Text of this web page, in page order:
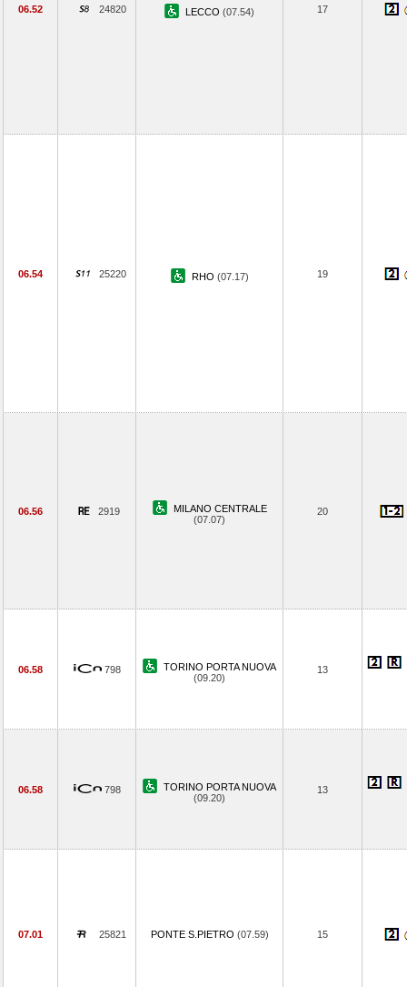
06.52 24820 LECCO (07.54) 17
06.54 25220 RHO (07.17) 19
06.56 2919
MILANO CENTRALE
(07.07)
20
06.58 798
TORINO PORTA NUOVA
(09.20)
13
06.58 798
TORINO PORTA NUOVA
(09.20)
13
07.01 25821 PONTE S.PIETRO (07.59) 15